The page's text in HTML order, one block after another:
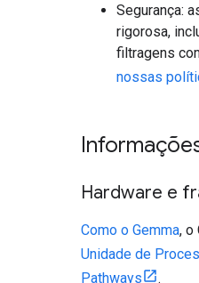
Segurança:
rigorosa,
filtragens
nossas
Hardware e
Como o Gemma, o
Unidade de
Pathways
.